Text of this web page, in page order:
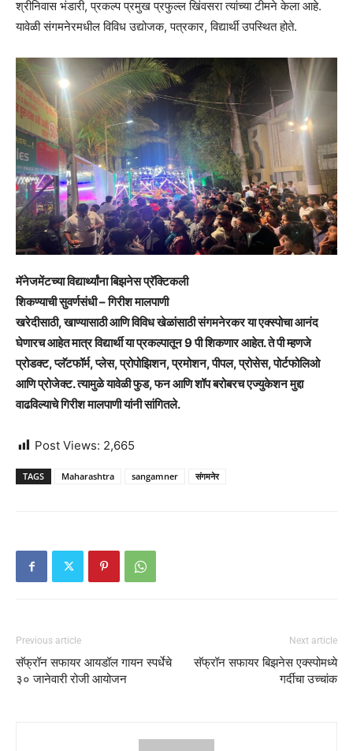
श्रीनिवास भंडारी, प्रकल्प प्रमुख प्रफुल्ल खिंवसरा त्यांच्या टीमने केला आहे.
यावेळी संगमनेरमधील विविध उद्योजक, पत्रकार, विद्यार्थी उपस्थित होते.
मॅनेजमेंटच्या विद्यार्थ्यांना बिझनेस प्रॅक्टिकली
शिकण्याची सुवर्णसंधी – गिरीश मालपाणी
खरेदीसाठी, खाण्यासाठी आणि विविध खेळांसाठी संगमनेरकर या एक्स्पोचा आनंद
घेणारच आहेत मात्र विद्यार्थी या प्रकल्पातून 9 पी शिकणार आहेत. ते पी म्हणजे
प्रोडक्ट, प्लॅटफॉर्म, प्लेस, प्रोपोझिशन, प्रमोशन, पीपल, प्रोसेस, पोर्टफोलिओ
आणि प्रोजेक्ट. त्यामुळे यावेळी फुड, फन आणि शॉप बरोबरच एज्युकेशन मुद्दा
वाढविल्याचे गिरीश मालपाणी यांनी सांगितले.
Post Views: 2,665
TAGS Maharashtra sangamner संगमनेर
Previous article
सॅफ्रॉन सफायर आयडॉल गायन स्पर्धेचे
३० जानेवारी रोजी आयोजन
Next article
सॅफ्रॉन सफायर बिझनेस एक्स्पोमध्ये
गर्दीचा उच्चांक